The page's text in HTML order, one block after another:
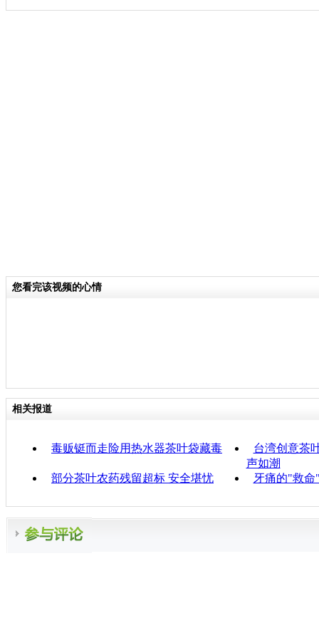
您看完该视频的心情
相关报道
毒贩铤而走险用热水器茶叶袋藏毒
台湾创意茶
声如潮
部分茶叶农药残留超标 安全堪忧
牙痛的"救